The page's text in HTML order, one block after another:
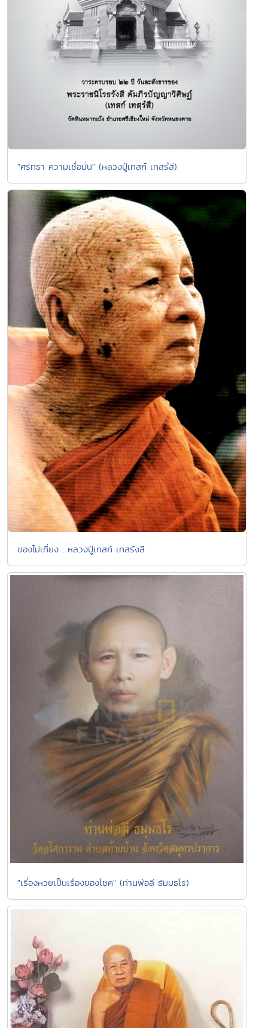
"ศรัทธา ความเชื่อมั่น" (หลวงปู่เทสก์ เทสฺรํสี)
ของไม่เที่ยง : หลวงปู่เทสก์ เทสรังสี
"เรื่องหวยเป็นเรื่องของโชค" (ท่านพ่อลี ธัมมธโร)